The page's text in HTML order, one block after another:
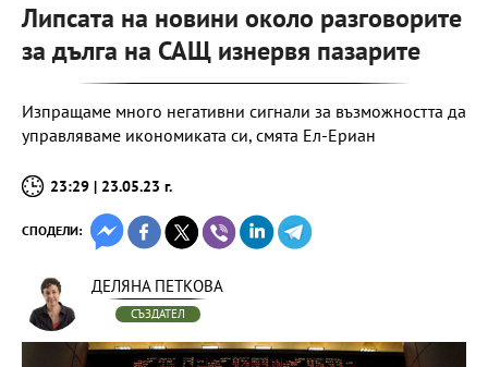
Липсата на новини около разговорите
за дълга на САЩ изнервя пазарите
Изпращаме много негативни сигнали за възможността да
управляваме икономиката си, смята Ел-Ериан
23:29 | 23.05.23 г.
СПОДЕЛИ:
ДЕЛЯНА ПЕТКОВА
СЪЗДАТЕЛ